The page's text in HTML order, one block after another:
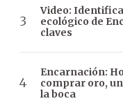
Video:
ecológico de
claves
Encarnación:
comprar oro,
la boca